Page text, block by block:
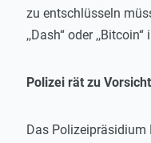
zu entschlüsseln
,,Dash“ oder
Polizei rät zu Vorsicht
Das Polizeipräsidium